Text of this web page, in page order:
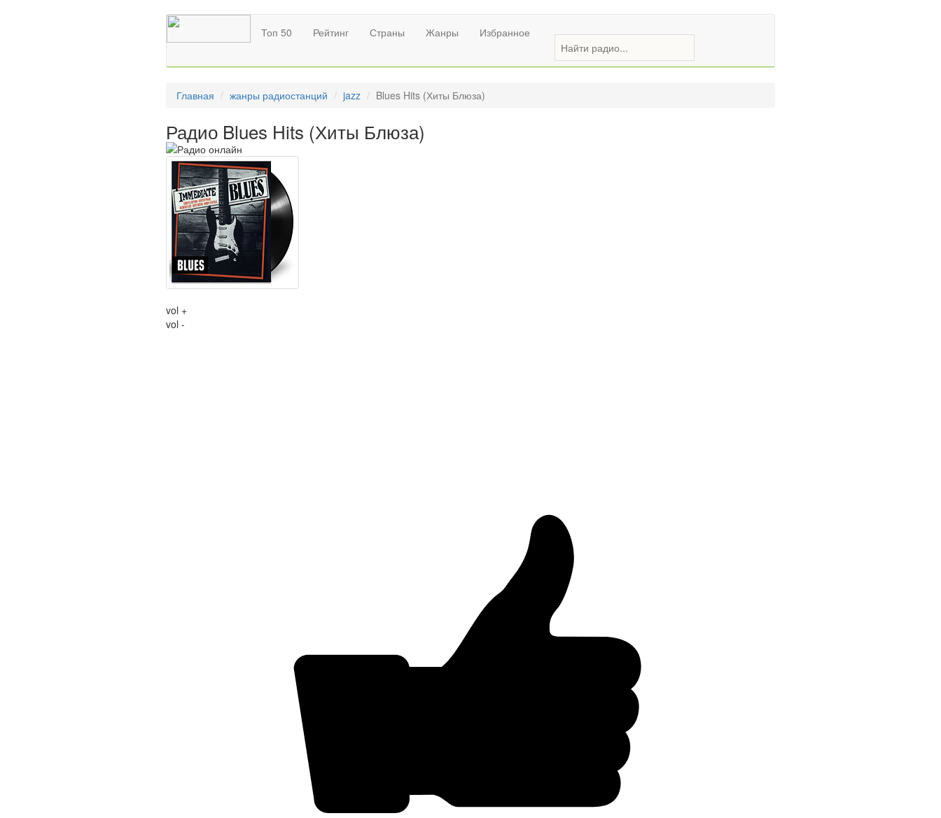
Топ 50 Рейтинг Страны Жанры Избранное
Главная жанры радиостанций jazz Blues Hits (Хиты Блюза)
Радио Blues Hits (Хиты Блюза)
vol +
vol -